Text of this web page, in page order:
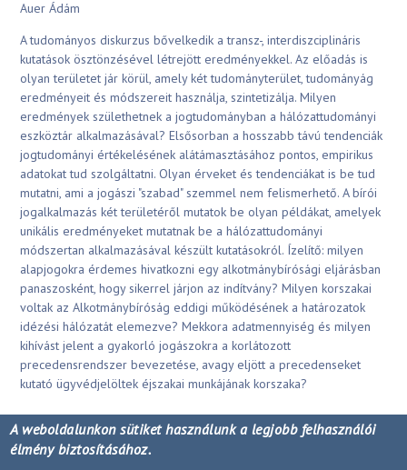
Auer Ádám
A tudományos diskurzus bővelkedik a transz-, interdiszciplináris
kutatások ösztönzésével létrejött eredményekkel. Az előadás is
olyan területet jár körül, amely két tudományterület, tudományág
eredményeit és módszereit használja, szintetizálja. Milyen
eredmények születhetnek a jogtudományban a hálózattudományi
eszköztár alkalmazásával? Elsősorban a hosszabb távú tendenciák
jogtudományi értékelésének alátámasztásához pontos, empirikus
adatokat tud szolgáltatni. Olyan érveket és tendenciákat is be tud
mutatni, ami a jogászi "szabad" szemmel nem felismerhető. A bírói
jogalkalmazás két területéről mutatok be olyan példákat, amelyek
unikális eredményeket mutatnak be a hálózattudományi
módszertan alkalmazásával készült kutatásokról. Ízelítő: milyen
alapjogokra érdemes hivatkozni egy alkotmánybírósági eljárásban
panaszosként, hogy sikerrel járjon az indítvány? Milyen korszakai
voltak az Alkotmánybíróság eddigi működésének a határozatok
idézési hálózatát elemezve? Mekkora adatmennyiség és milyen
kihívást jelent a gyakorló jogászokra a korlátozott
precedensrendszer bevezetése, avagy eljött a precedenseket
kutató ügyvédjelöltek éjszakai munkájának korszaka?
A hozzászóláshozbe kell jelentkezni
Impresszum|Kapcsolat
A weboldalunkon sütiket használunk a legjobb felhasználói
élmény biztosításához.